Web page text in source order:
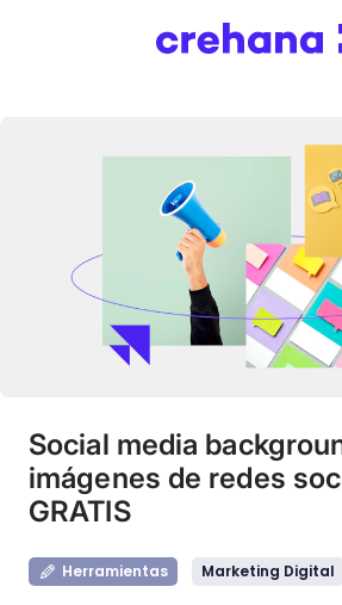
Social media
imágenes de redes
GRATIS
Herramientas Marketing Digital